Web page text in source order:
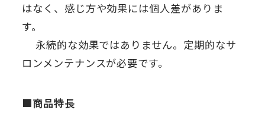
はなく、感じ方や効果には個人差がありま
す。
永続的な効果ではありません。定期的なサ
ロンメンテナンスが必要です。
■商品特長